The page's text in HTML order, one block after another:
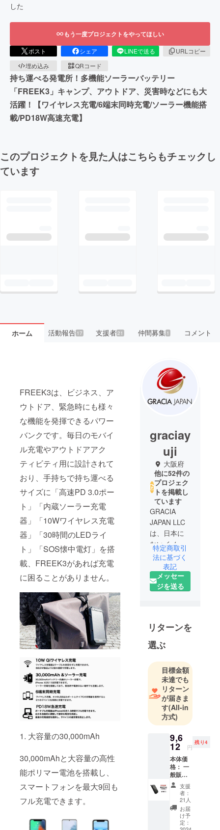
した
もう一度プロジェクトをやってほしい
ポスト シェア LINEで送る
URLコピー
埋め込み
QRコード
持ち運べる発電所！多機能ソーラーバッテリー
「FREEK3」キャンプ、アウトドア、災害時などにも大
活躍！【ワイヤレス充電/6端末同時充電/ソーラー機能搭
載/PD18W高速充電】
このプロジェクトを見た人はこちらもチェックし
ています
ホーム 活動報告17 支援者21 仲間募集 1 コメント
FREEK3は、ビジネス、ア
ウトドア、緊急時にも様々
な機能を発揮できるパワー
バンクです。毎日のモバイ
ル充電やアウトドアアク
ティビティ用に設計されて
おり、手持ちで持ち運べる
サイズに「高速PD 3.0ポー
ト」「内蔵ソーラー充電
器」「10Wワイヤレス充電
器」「30時間のLEDライ
ト」「SOS懐中電灯」を搭
載、FREEK3があれば充電
に困ることがありません。
1. 大容量の30,000mAh
30,000mAhと大容量の高性
能ポリマー電池を搭載し、
スマートフォンを最大9回も
フル充電できます。
graciay
uji
大阪府
他に52件の
プロジェク
トを掲載し
ています
GRACIA
JAPAN LLC
は、日本に
ないイノ
ベーティブ
な商品を海
外から発掘
し、日本に
行っていま
す。
運動習慣を
提供し、健
康的な生活
の提供をコ
ンセプトに
事業を行っ
ています。
特定商取引
法に基づく
表記
メッセー
ジを送る
リターンを
選ぶ
目標金額
未達でも
リターン
が届きま
す(All-in
方式)
9,6
12 円
残り4
本体価
格： 一
般販売
価格
17800
円(税
込)→46
%OFF
9612円
支援
者：
21人
お届
け予
定：